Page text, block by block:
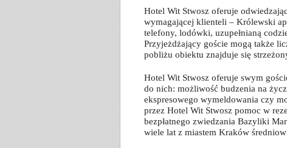
Hotel Wit Stwosz oferuje
wymagającej klienteli – Królewski
telefony, lodówki, uzupełnianą
Przyjeżdżający goście mogą także
pobliżu obiektu znajduje się
Hotel Wit Stwosz oferuje swym
do nich: możliwość budzenia na
ekspresowego wymeldowania czy
przez Hotel Wit Stwosz pomoc w
bezpłatnego zwiedzania Bazyliki
wiele lat z miastem Kraków